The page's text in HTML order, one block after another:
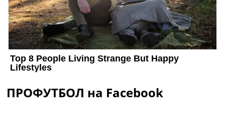
ПРОФУТБОЛ на Facebook